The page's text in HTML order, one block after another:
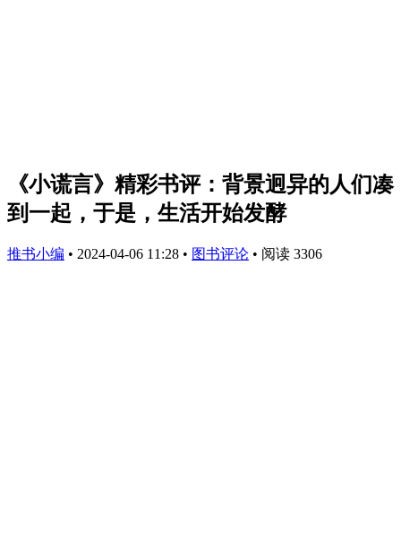
《小谎言》精彩书评：背景迥异的人们凑
到一起，于是，生活开始发酵
推书小编 • 2024-04-06 11:28 • 图书评论 • 阅读 3306